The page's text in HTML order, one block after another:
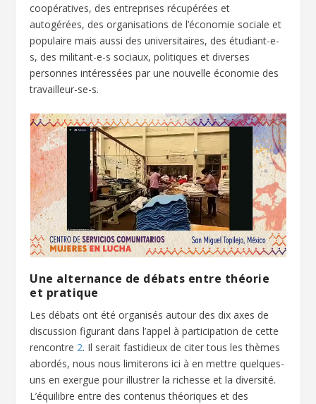
coopératives, des entreprises récupérées et
autogérées, des organisations de l’économie sociale et
populaire mais aussi des universitaires, des étudiant-e-
s, des militant-e-s sociaux, politiques et diverses
personnes intéressées par une nouvelle économie des
travailleur-se-s.
Une alternance de débats entre théorie
et pratique
Les débats ont été organisés autour des dix axes de
discussion figurant dans l’appel à participation de cette
rencontre 2. Il serait fastidieux de citer tous les thèmes
abordés, nous nous limiterons ici à en mettre quelques-
uns en exergue pour illustrer la richesse et la diversité.
L’équilibre entre des contenus théoriques et des